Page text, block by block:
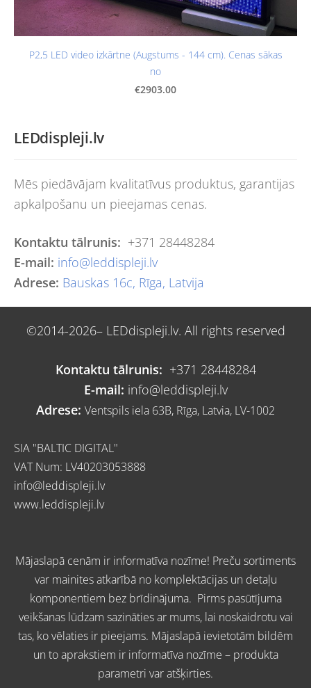
LEDdispleji.lv
Mēs piedāvājam kvalitatīvus produktus, garantijas
apkalpošanu un pieejamas cenas.
Kontaktu tālrunis: +371 28448284
E-mail: info@leddispleji.lv
Adrese: Bauskas 16c, Rīga, Latvija
P2,5 LED video izkārtne (Augstums - 144 cm). Cenas sākas
no
€2903.00
©2014-2026– LEDdispleji.lv. All rights reserved
Kontaktu tālrunis: +371 28448284
E-mail: info@leddispleji.lv
Adrese: Ventspils iela 63B, Rīga, Latvia, LV-1002
SIA "BALTIC DIGITAL"
VAT Num: LV40203053888
info@leddispleji.lv
www.leddispleji.lv
Mājaslapā cenām ir informatīva nozīme! Preču sortiments
var mainites atkarībā no komplektācijas un detaļu
komponentiem bez brīdinājuma. Pirms pasūtījuma
veikšanas lūdzam sazināties ar mums, lai noskaidrotu vai
tas, ko vēlaties ir pieejams. Mājaslapā ievietotām bildēm
un to aprakstiem ir informatīva nozīme – produkta
parametri var atšķirties.